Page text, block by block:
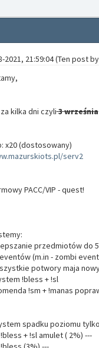
2021, 21:59:04(Ten post
kilka dni czyli3 września
x20 (dostosowany)
serv2
PACC/VIP - quest!
przedmiotów do
(m.in - zombi
potwory maja
!bless + !sl
!sm + !manas
spadku poziomu
+ !sl amulet ( 2%) ---